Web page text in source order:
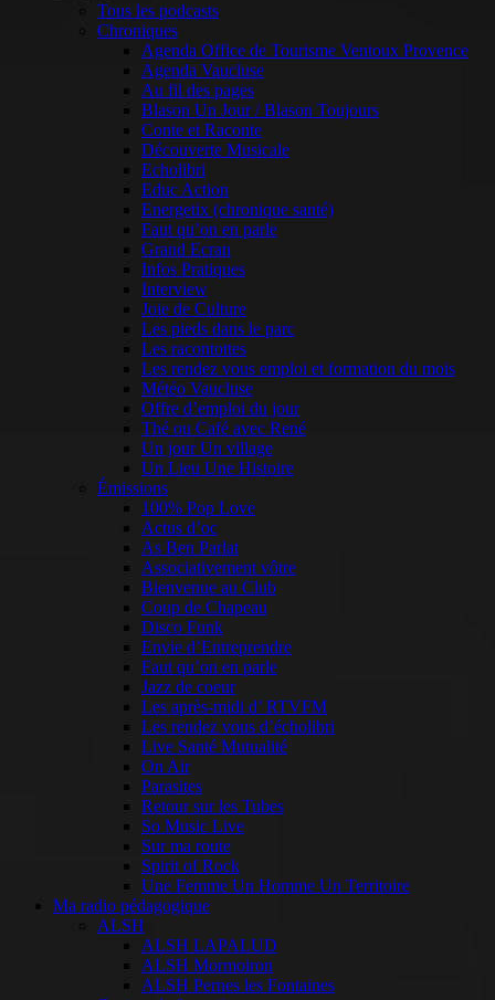
Tous les podcasts
Chroniques
Agenda Office de Tourisme Ventoux Provence
Agenda Vaucluse
Au fil des pages
Blason Un Jour / Blason Toujours
Conte et Raconte
Découverte Musicale
Echolibri
Educ Action
Energetix (chronique santé)
Faut qu’on en parle
Grand Ecran
Infos Pratiques
Interview
Joie de Culture
Les pieds dans le parc
Les racontottes
Les rendez vous emploi et formation du mois
Météo Vaucluse
Offre d’emploi du jour
Thé ou Café avec René
Un jour Un village
Un Lieu Une Histoire
Émissions
100% Pop Love
Actus d’oc
As Ben Parlat
Associativement vôtre
Bienvenue au Club
Coup de Chapeau
Disco Funk
Envie d’Entreprendre
Faut qu’on en parle
Jazz de coeur
Les après-midi d’ RTVFM
Les rendez vous d’écholibri
Live Santé Mutualité
On Air
Parasites
Retour sur les Tubes
So Music Live
Sur ma route
Spirit of Rock
Une Femme Un Homme Un Territoire
Ma radio pédagogique
ALSH
ALSH LAPALUD
ALSH Mormoiron
ALSH Pernes les Fontaines